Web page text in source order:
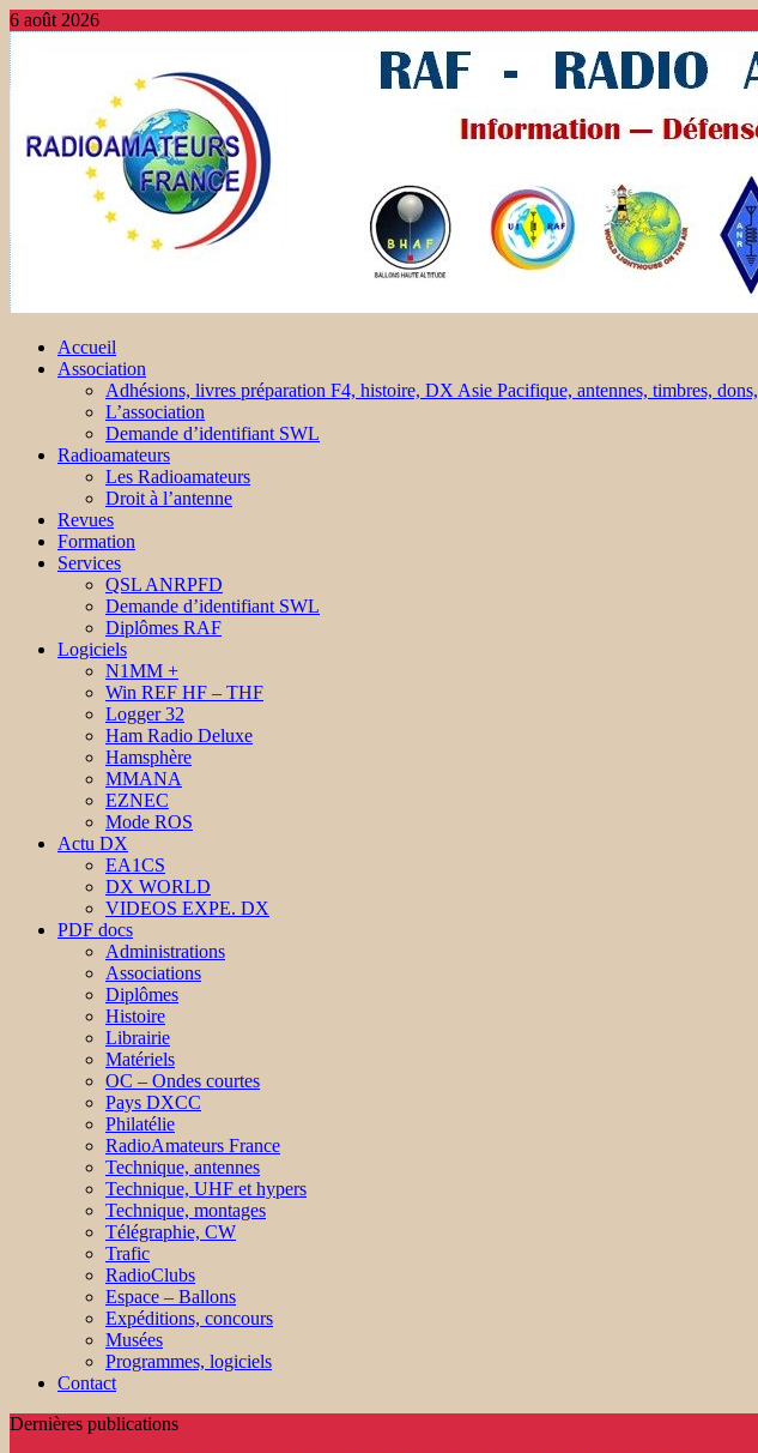
6 août 2026
Accueil
Association
Adhésions, livres préparation F4, histoire, DX Asie Pacifique, antennes, timbres, dons,
L’association
Demande d’identifiant SWL
Radioamateurs
Les Radioamateurs
Droit à l’antenne
Revues
Formation
Services
QSL ANRPFD
Demande d’identifiant SWL
Diplômes RAF
Logiciels
N1MM +
Win REF HF – THF
Logger 32
Ham Radio Deluxe
Hamsphère
MMANA
EZNEC
Mode ROS
Actu DX
EA1CS
DX WORLD
VIDEOS EXPE. DX
PDF docs
Administrations
Associations
Diplômes
Histoire
Librairie
Matériels
OC – Ondes courtes
Pays DXCC
Philatélie
RadioAmateurs France
Technique, antennes
Technique, UHF et hypers
Technique, montages
Télégraphie, CW
Trafic
RadioClubs
Espace – Ballons
Expéditions, concours
Musées
Programmes, logiciels
Contact
Dernières publications